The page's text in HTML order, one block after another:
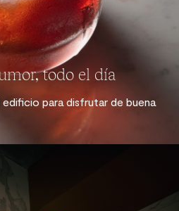
todo el día
para disfrutar de buena